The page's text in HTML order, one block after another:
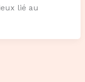
lié au